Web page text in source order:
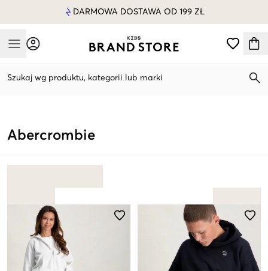
DARMOWA DOSTAWA OD 199 ZŁ
Mobile Menu
Szukaj wg produktu, kategorii lub marki
Abercrombie